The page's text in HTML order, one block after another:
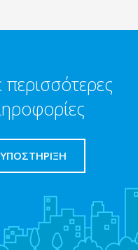
περισσότερες
ΥΠΟΣΤΗΡΙΞΗ